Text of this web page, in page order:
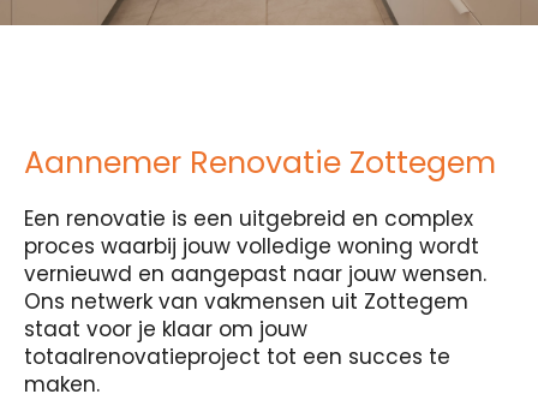
Aannemer Renovatie Zottegem
Een renovatie is een uitgebreid en complex
proces waarbij jouw volledige woning wordt
vernieuwd en aangepast naar jouw wensen.
Ons netwerk van vakmensen uit Zottegem
staat voor je klaar om jouw
totaalrenovatieproject tot een succes te
maken.